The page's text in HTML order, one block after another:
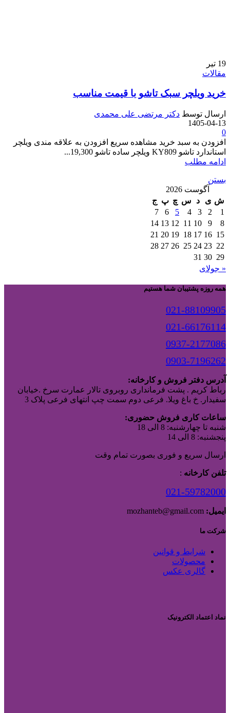
19 تیر
مقالات
خرید ویلچر سبک تاشو با قیمت مناسب
ارسال توسط دکتر مرتضی علی محمدی
1405-04-13
0
افزودن به سبد خرید مشاهده سریع افزودن به علاقه مندی ویلچر
استاندارد تاشو KY809 ویلچر ساده تاشو 19,300...
ادامه مطلب
بستن
آگوست 2026
ش ی د س چ پ ج
1
2
3
4
5
6
7
8
9
10
11
12
13
14
15
16
17
18
19
20
21
22
23
24
25
26
27
28
29
30
31
« جولای
همه روزه پشتیبان شما هستیم
021-88109905
021-66176114
0937-2177086
0903-7196262
آدرس دفتر فروش و کارخانه:
رباط کریم . پشت فرمانداری روبروی تالار عمارت سرخ .خیابان
سفیدار. خ باغ ویلا. فرعی دوم سمت چپ انتهای فرعی پلاک 3
ساعات کاری فروش حضوری:
شنبه تا چهارشنبه: 8 الی 18
پنجشنبه: 8 الی 14
ارسال سریع و فوری بصورت تمام وقت
تلفن کارخانه :
021-59782000
ایمیل:
شرکت ما
شرایط و قوانین
محصولات
گالری عکس
نماد اعتماد الکترونیک